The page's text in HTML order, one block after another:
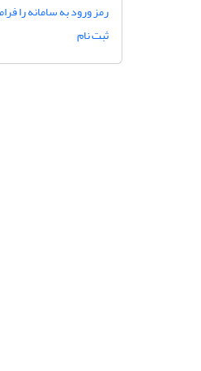
رمز ورود به سامانه را
ثبت نام